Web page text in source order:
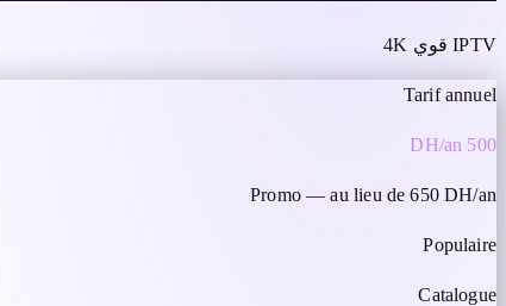
IPTV قوي 4K
Tarif annuel
500 DH/an
Promo — au lieu de 650 DH/an
Populaire
Catalogue